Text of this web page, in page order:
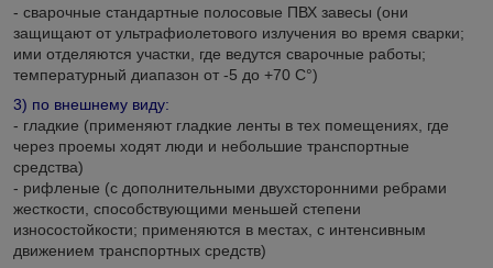
- сварочные стандартные полосовые ПВХ завесы (они
защищают от ультрафиолетового излучения во время сварки;
ими отделяются участки, где ведутся сварочные работы;
температурный диапазон от -5 до +70 С°)
3) по внешнему виду:
- гладкие (применяют гладкие ленты в тех помещениях, где
через проемы ходят люди и небольшие транспортные
средства)
- рифленые (с дополнительными двухсторонними ребрами
жесткости, способствующими меньшей степени
износостойкости; применяются в местах, с интенсивным
движением транспортных средств)